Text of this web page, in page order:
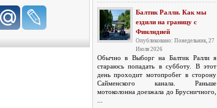
Балтик Ралли. Как мы
ездили на границу с
Финлндией
Опубликовано: Понедельник, 27
Июля 2026
Обычно в Выборг на Балтик Ралли я
стараюсь попадать в субботу. В этот
день проходит мотопробег в сторону
Сайменского канала. Раньше
мотоколонна доезжала до Брусничного,